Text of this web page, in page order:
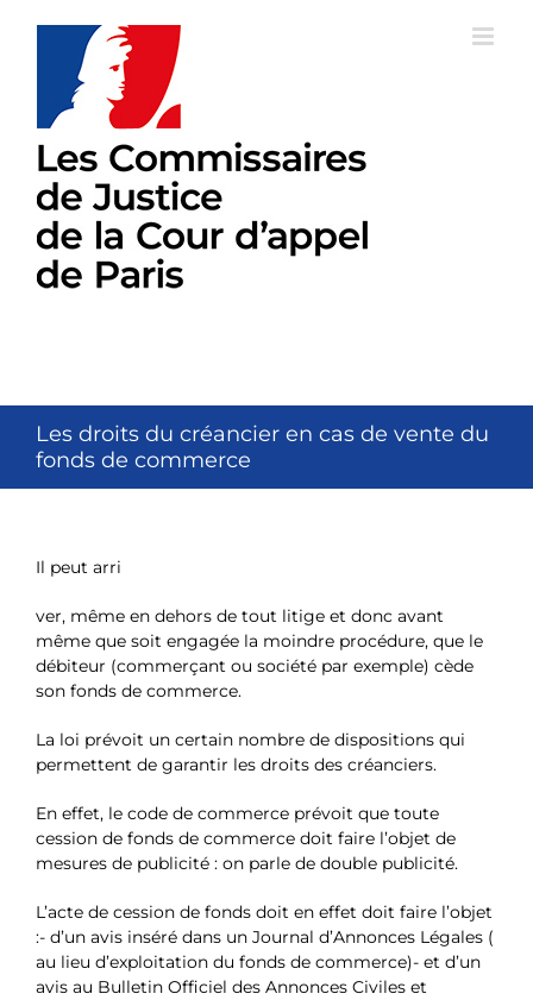
Les droits du créancier en cas de vente du
fonds de commerce
Il peut arri
ver, même en dehors de tout litige et donc avant
même que soit engagée la moindre procédure, que le
débiteur (commerçant ou société par exemple) cède
son fonds de commerce.
La loi prévoit un certain nombre de dispositions qui
permettent de garantir les droits des créanciers.
En effet, le code de commerce prévoit que toute
cession de fonds de commerce doit faire l’objet de
mesures de publicité : on parle de double publicité.
L’acte de cession de fonds doit en effet doit faire l’objet
:- d’un avis inséré dans un Journal d’Annonces Légales (
au lieu d’exploitation du fonds de commerce)- et d’un
avis au Bulletin Officiel des Annonces Civiles et